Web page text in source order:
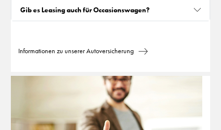
Gib es Leasing auch für Occasionswagen?
Informationen zu unserer Autoversicherung